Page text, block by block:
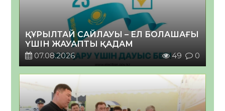
ҚҰРЫЛТАЙ САЙЛАУЫ – ЕЛ БОЛАШАҒЫ
ҮШІН ЖАУАПТЫ ҚАДАМ
07.08.2026
49 0